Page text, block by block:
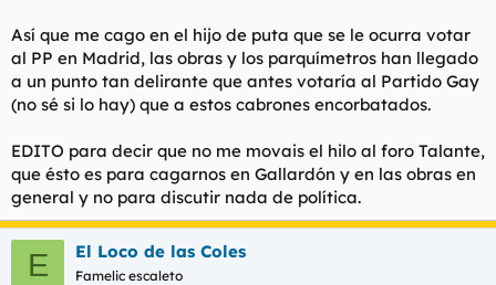
Así que me cago en el hijo de puta que se le ocurra votar
al PP en Madrid, las obras y los parquímetros han llegado
a un punto tan delirante que antes votaría al Partido Gay
(no sé si lo hay) que a estos cabrones encorbatados.
EDITO para decir que no me movais el hilo al foro Talante,
que ésto es para cagarnos en Gallardón y en las obras en
general y no para discutir nada de política.
E El Loco de las Coles
Famelic escaleto